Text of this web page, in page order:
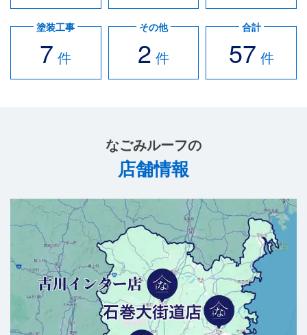
塗装工事
7 件
その他
2 件
合計
57 件
なごみルーフの
店舗情報